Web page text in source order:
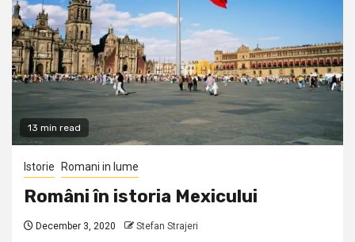
13 min read
Istorie Romani in lume
Români în istoria Mexicului
December 3, 2020 Stefan Strajeri